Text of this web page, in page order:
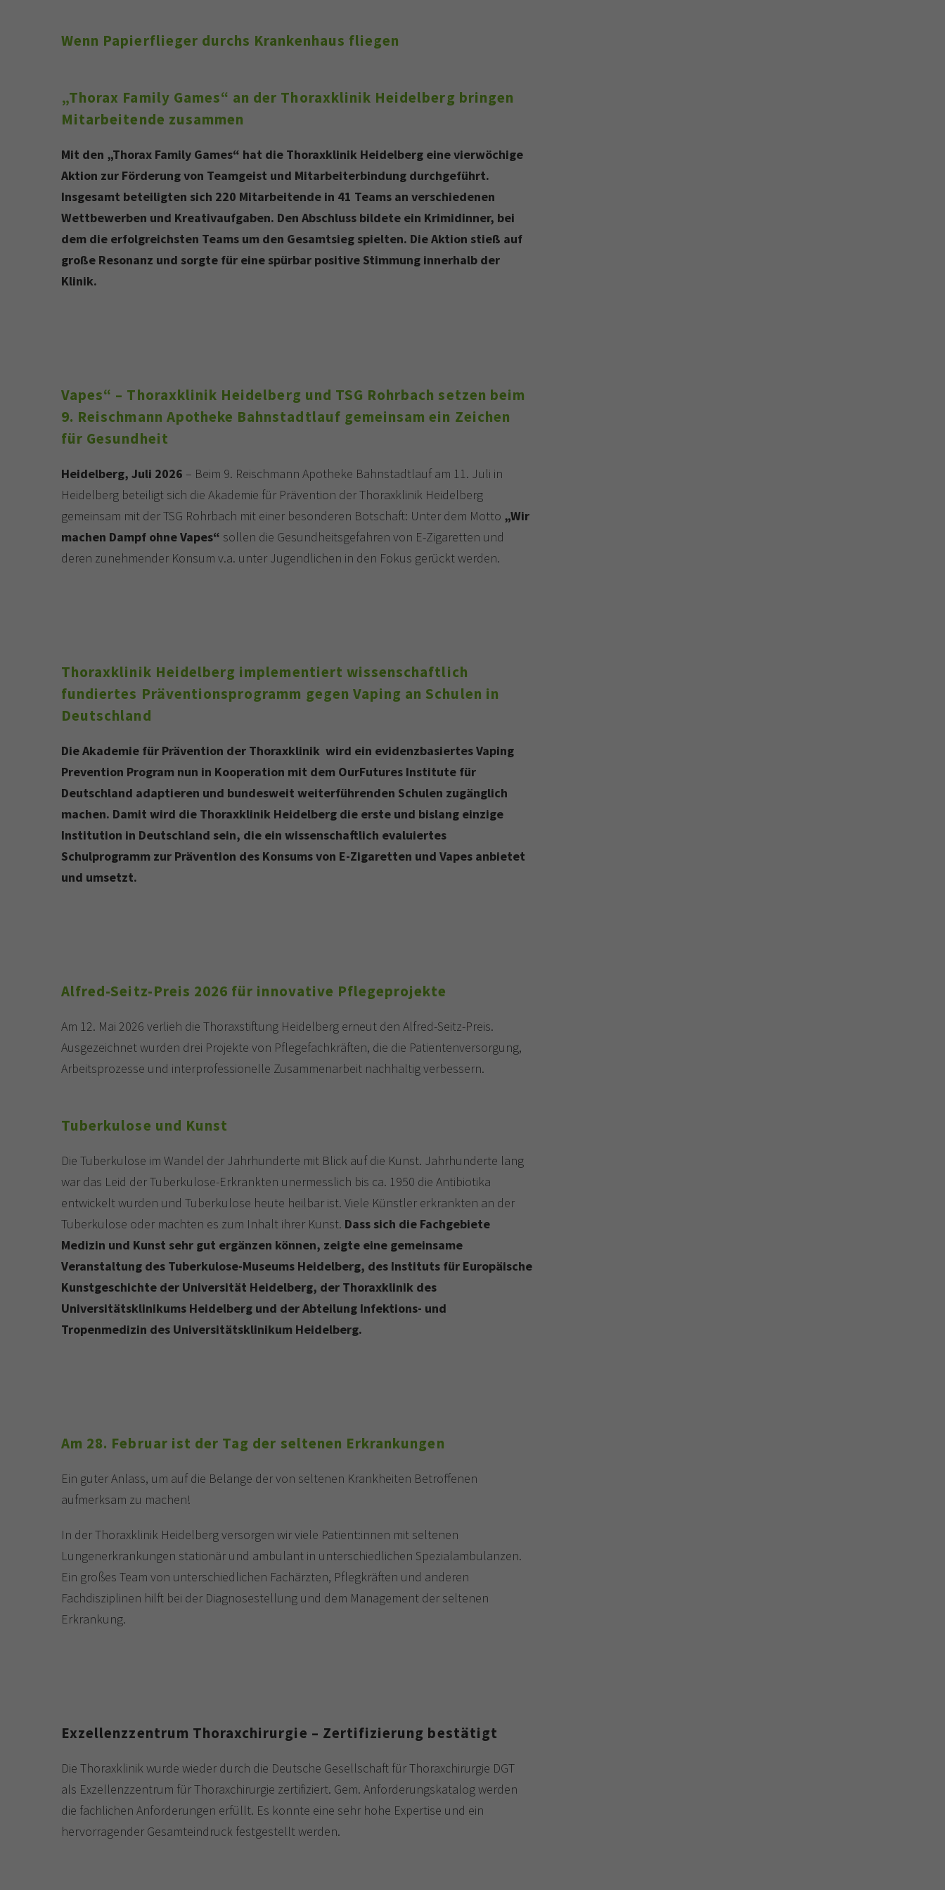
Wenn Papierflieger durchs Krankenhaus fliegen
„Thorax Family Games“ an der Thoraxklinik Heidelberg bringen
Mitarbeitende zusammen
Mit den „Thorax Family Games“ hat die Thoraxklinik Heidelberg eine vierwöchige
Aktion zur Förderung von Teamgeist und Mitarbeiterbindung durchgeführt.
Insgesamt beteiligten sich 220 Mitarbeitende in 41 Teams an verschiedenen
Wettbewerben und Kreativaufgaben. Den Abschluss bildete ein Krimidinner, bei
dem die erfolgreichsten Teams um den Gesamtsieg spielten. Die Aktion stieß auf
große Resonanz und sorgte für eine spürbar positive Stimmung innerhalb der
Klinik.
Vapes“ – Thoraxklinik Heidelberg und TSG Rohrbach setzen beim
9. Reischmann Apotheke Bahnstadtlauf gemeinsam ein Zeichen
für Gesundheit
Heidelberg, Juli 2026 – Beim 9. Reischmann Apotheke Bahnstadtlauf am 11. Juli in
Heidelberg beteiligt sich die Akademie für Prävention der Thoraxklinik Heidelberg
gemeinsam mit der TSG Rohrbach mit einer besonderen Botschaft: Unter dem Motto „Wir
machen Dampf ohne Vapes“ sollen die Gesundheitsgefahren von E-Zigaretten und
deren zunehmender Konsum v.a. unter Jugendlichen in den Fokus gerückt werden.
Thoraxklinik Heidelberg implementiert wissenschaftlich
fundiertes Präventionsprogramm gegen Vaping an Schulen in
Deutschland
Die Akademie für Prävention der Thoraxklinik wird ein evidenzbasiertes Vaping
Prevention Program nun in Kooperation mit dem OurFutures Institute für
Deutschland adaptieren und bundesweit weiterführenden Schulen zugänglich
machen. Damit wird die Thoraxklinik Heidelberg die erste und bislang einzige
Institution in Deutschland sein, die ein wissenschaftlich evaluiertes
Schulprogramm zur Prävention des Konsums von E-Zigaretten und Vapes anbietet
und umsetzt.
Alfred-Seitz-Preis 2026 für innovative Pflegeprojekte
Am 12. Mai 2026 verlieh die Thoraxstiftung Heidelberg erneut den Alfred-Seitz-Preis.
Ausgezeichnet wurden drei Projekte von Pflegefachkräften, die die Patientenversorgung,
Arbeitsprozesse und interprofessionelle Zusammenarbeit nachhaltig verbessern.
Tuberkulose und Kunst
Die Tuberkulose im Wandel der Jahrhunderte mit Blick auf die Kunst. Jahrhunderte lang
war das Leid der Tuberkulose-Erkrankten unermesslich bis ca. 1950 die Antibiotika
entwickelt wurden und Tuberkulose heute heilbar ist. Viele Künstler erkrankten an der
Tuberkulose oder machten es zum Inhalt ihrer Kunst. Dass sich die Fachgebiete
Medizin und Kunst sehr gut ergänzen können, zeigte eine gemeinsame
Veranstaltung des Tuberkulose-Museums Heidelberg, des Instituts für Europäische
Kunstgeschichte der Universität Heidelberg, der Thoraxklinik des
Universitätsklinikums Heidelberg und der Abteilung Infektions- und
Tropenmedizin des Universitätsklinikum Heidelberg.
Am 28. Februar ist der Tag der seltenen Erkrankungen
Ein guter Anlass, um auf die Belange der von seltenen Krankheiten Betroffenen
aufmerksam zu machen!
In der Thoraxklinik Heidelberg versorgen wir viele Patient:innen mit seltenen
Lungenerkrankungen stationär und ambulant in unterschiedlichen Spezialambulanzen.
Ein großes Team von unterschiedlichen Fachärzten, Pflegkräften und anderen
Fachdisziplinen hilft bei der Diagnosestellung und dem Management der seltenen
Erkrankung.
Exzellenzzentrum Thoraxchirurgie – Zertifizierung bestätigt
Die Thoraxklinik wurde wieder durch die Deutsche Gesellschaft für Thoraxchirurgie DGT
als Exzellenzzentrum für Thoraxchirurgie zertifiziert. Gem. Anforderungskatalog werden
die fachlichen Anforderungen erfüllt. Es konnte eine sehr hohe Expertise und ein
hervorragender Gesamteindruck festgestellt werden.